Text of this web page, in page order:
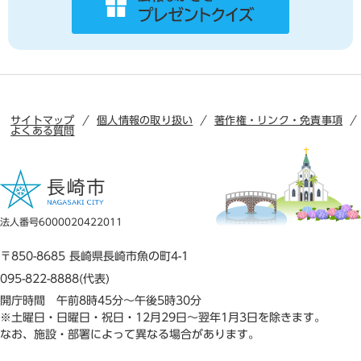
サイトマップ 個人情報の取り扱い
著作権・リンク・免責事項
よくある質問
法人番号6000020422011
〒850-8685 長崎県長崎市魚の町4-1
095-822-8888(代表)
開庁時間 午前8時45分～午後5時30分
※土曜日・日曜日・祝日・12月29日～翌年1月3日を除きます。
なお、施設・部署によって異なる場合があります。